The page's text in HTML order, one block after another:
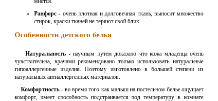
Ранфорс- очень плотная и долговечная ткань, выносит множество
стирок, краски тканей не теряют свой блик.
Особенности детского белья
Натуральность - научным путём доказано что кожа младенца очень
чувствительна, врачами рекомендовано только использовать натуральные
гипоаллергенные изделия. Поэтому изготовлено в большей степени из
натуральных антиаллергенных материалов.
Комфортность - во время того как малыш на постельном белье ощущает
комфорт, имеет способность подстраивается под температуру в комнате